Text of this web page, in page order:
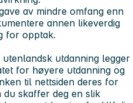
av mindre omfang enn
annen likeverdig
for opptak.
utdanning legger
for høyere utdanning og
til nettsiden deres for
skaffer deg en slik